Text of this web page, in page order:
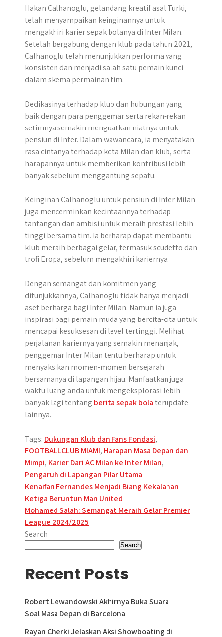
Hakan Calhanoglu, gelandang kreatif asal Turki,
telah menyampaikan keinginannya untuk
mengakhiri karier sepak bolanya di Inter Milan.
Setelah bergabung dengan klub pada tahun 2021,
Calhanoglu telah menunjukkan performa yang
konsisten dan menjadi salah satu pemain kunci
dalam skema permainan tim.
Dedikasinya terhadap klub dan hubungan yang
baik dengan para penggemar serta rekan-rekan
setimnya semakin menguatkan niatnya untuk
pensiun di Inter. Dalam wawancara, ia menyatakan
rasa cintanya terhadap kota Milan dan klub, serta
harapannya untuk memberikan kontribusi lebih
banyak sebelum menggantung sepatu.
Keinginan Calhanoglu untuk pensiun di Inter Milan
juga mencerminkan kecintaannya terhadap
tantangan dan ambisi untuk meraih prestasi lebih
tinggi bersama tim. Ia berharap dapat membantu
klub meraih berbagai gelar, termasuk scudetto dan
trofi Eropa, sebelum mengakhiri kariernya.
Dengan semangat dan komitmen yang
ditunjukkannya, Calhanoglu tidak hanya menjadi
aset berharga bagi Inter Milan. Namun ia juga
inspirasi bagi pemain muda yang bercita-cita untuk
mencapai kesuksesan di level tertinggi. Melihat
perjalanan kariernya yang semakin menanjak,
penggemar Inter Milan tentu berharap untuk
menyaksikan momen-momen bersejarah
bersamanya di lapangan hijau. Manfaatkan juga
waktu luang anda untuk mengeksplorasi lebih
banyak lagi tentang berita sepak bolaterupdate
lainnya.
Tags: Dukungan Klub dan Fans Fondasi,
FOOTBALLCLUB MIAMI, Harapan Masa Depan dan
Mimpi, Karier Dari AC Milan ke Inter Milan,
Pengaruh di Lapangan Pilar Utama
Post
navigation
Kenaifan Fernandes Menjadi Biang Kekalahan
Ketiga Beruntun Man United
Mohamed Salah: Semangat Meraih Gelar Premier
League 2024/2025
Search
Search
Recent Posts
Robert Lewandowski Akhirnya Buka Suara
Soal Masa Depan di Barcelona
Rayan Cherki Jelaskan Aksi Showboating di